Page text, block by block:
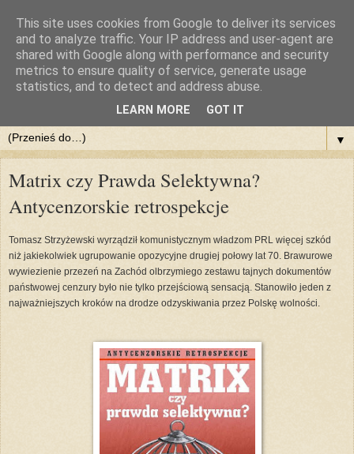
::DlaPolski.pl - POBIERZ
Pobieraj filmy, muzykę, dokumenty, programy. Chomikuj z
▼
Matrix czy Prawda Selektywna?
Antycenzorskie retrospekcje
Tomasz Strzyżewski wyrządził komunistycznym władzom PRL więcej szkód
niż jakiekolwiek ugrupowanie opozycyjne drugiej połowy lat 70. Brawurowe
wywiezienie przezeń na Zachód olbrzymiego zestawu tajnych dokumentów
państwowej cenzury było nie tylko przejściową sensacją. Stanowiło jeden z
najważniejszych kroków na drodze odzyskiwania przez Polskę wolności.
This site uses cookies from Google to deliver its services
and to analyze traffic. Your IP address and user-agent are
shared with Google along with performance and security
metrics to ensure quality of service, generate usage
statistics, and to detect and address abuse.
LEARN MORE GOT IT